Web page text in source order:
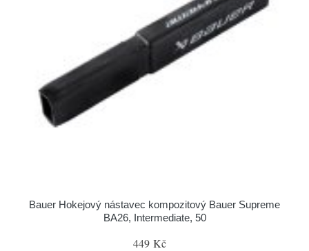
Bauer Hokejový nástavec kompozitový Bauer Supreme
BA26, Intermediate, 50
449 Kč